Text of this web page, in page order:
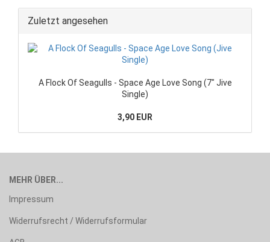
Zuletzt angesehen
A Flock Of Seagulls - Space Age Love Song (7" Jive
Single)
3,90 EUR
MEHR ÜBER...
Impressum
Widerrufsrecht / Widerrufsformular